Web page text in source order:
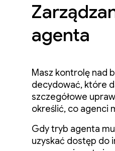
agenta
Masz kontrolę nad
decydować, które
szczegółowe
określić, co agenci
Gdy tryb agenta
uzyskać dostęp do